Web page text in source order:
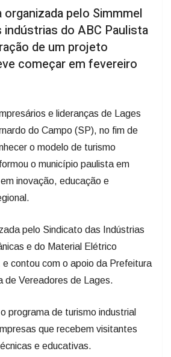
do ABC Paulista
de um projeto
começar em fevereiro
do Campo (SP), no fim de
o modelo de turismo
o município paulista em
inovação, educação e
e do Material Elétrico
contou com o apoio da Prefeitura
de Vereadores de Lages.
que recebem visitantes
e educativas.